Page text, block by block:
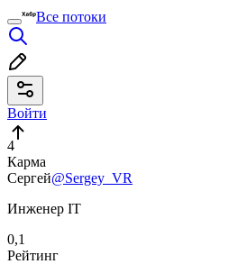
Все потоки
Войти
4
Карма
Сергей@Sergey_VR
Инженер IT
0,1
Рейтинг